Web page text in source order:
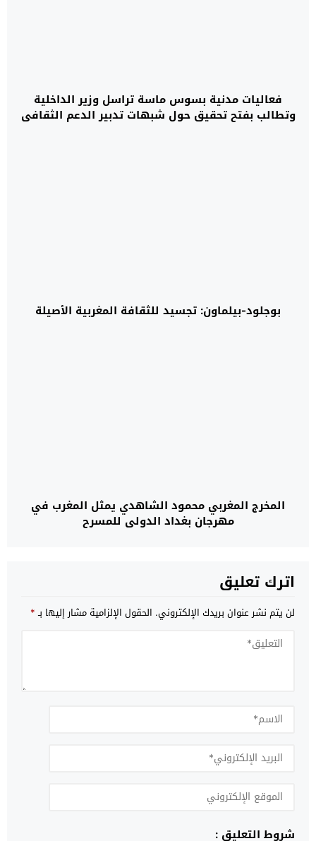
فعاليات مدنية بسوس ماسة تراسل وزير الداخلية
وتطالب بفتح تحقيق حول شبهات تدبير الدعم الثقافي
بوجلود-بيلماون: تجسيد للثقافة المغربية الأصيلة
المخرج المغربي محمود الشاهدي يمثل المغرب في
مهرجان بغداد الدولي للمسرح
اترك تعليق
لن يتم نشر عنوان بريدك الإلكتروني. الحقول الإلزامية مشار إليها بـ*
شروط التعليق :